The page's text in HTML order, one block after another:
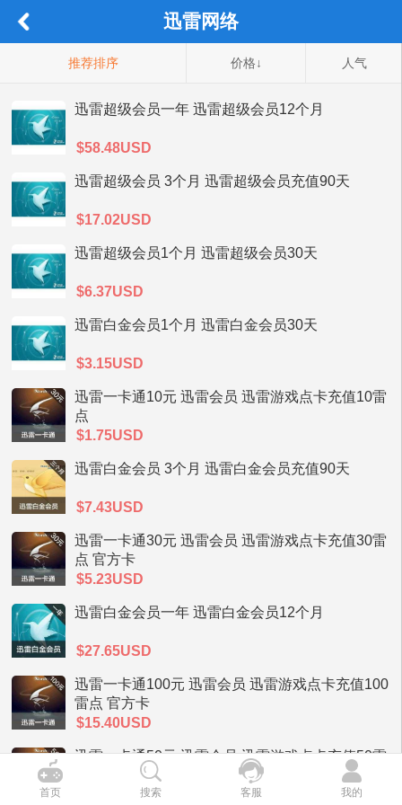
迅雷网络
推荐排序 价格↓ 人气
迅雷超级会员一年 迅雷超级会员12个月
$58.48USD
迅雷超级会员 3个月 迅雷超级会员充值90天
$17.02USD
迅雷超级会员1个月 迅雷超级会员30天
$6.37USD
迅雷白金会员1个月 迅雷白金会员30天
$3.15USD
迅雷一卡通10元 迅雷会员 迅雷游戏点卡充值10雷
点
$1.75USD
迅雷白金会员 3个月 迅雷白金会员充值90天
$7.43USD
迅雷一卡通30元 迅雷会员 迅雷游戏点卡充值30雷
点 官方卡
$5.23USD
迅雷白金会员一年 迅雷白金会员12个月
$27.65USD
迅雷一卡通100元 迅雷会员 迅雷游戏点卡充值100
雷点 官方卡
$15.40USD
迅雷一卡通50元 迅雷会员 迅雷游戏点卡充值50雷
$7.95USD
首页 搜索 客服 我的